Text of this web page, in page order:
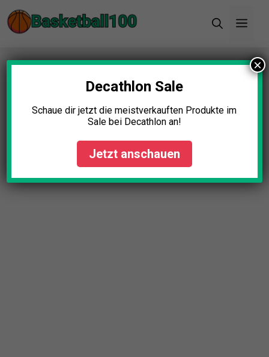
Zum
Inhalt
Startseite»Blog»Basketball Rucksack Test: Die
11 besten (Bestenliste)
Basketball Rucksack Test: Die
11 besten (Bestenliste)
Johanna Schmidt April 23, 2025
Decathlon Sale
Schaue dir jetzt die meistverkauften Produkte im
Sale bei Decathlon an!
Jetzt anschauen
×